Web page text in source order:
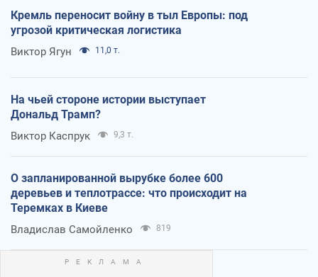
Кремль переносит войну в тыл Европы: под
угрозой критическая логистика
Виктор Ягун 11,0 т.
На чьей стороне истории выступает
Дональд Трамп?
Виктор Каспрук 9,3 т.
О запланированной вырубке более 600
деревьев и теплотрассе: что происходит на
Теремках в Киеве
Владислав Самойленко 819